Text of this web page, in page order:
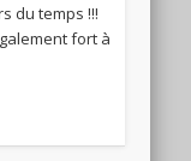
du temps !!!
fort à